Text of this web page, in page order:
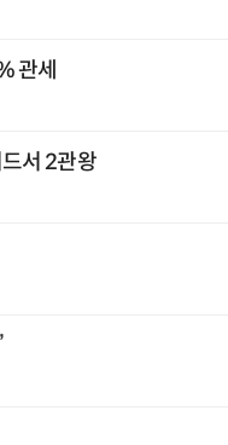
관세
서 2관왕